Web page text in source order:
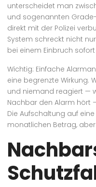
unterscheidet man
und sogenannten
direkt mit der Polizei
System schreckt nicht
bei einem Einbruch
Wichtig: Einfache
eine begrenzte Wirkung.
und niemand reagiert —
Nachbar den Alarm hört
Die Aufschaltung auf
monatlichen Betrag,